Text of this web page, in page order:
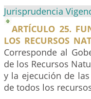
Jurisprudencia
ARTÍCULO 25.
LOS RECURSOS
Corresponde al
de los Recursos
y la ejecución de
de todos los